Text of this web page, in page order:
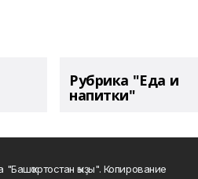
Рубрика "Еда и
напитки"
ҡыҙы". Копирование